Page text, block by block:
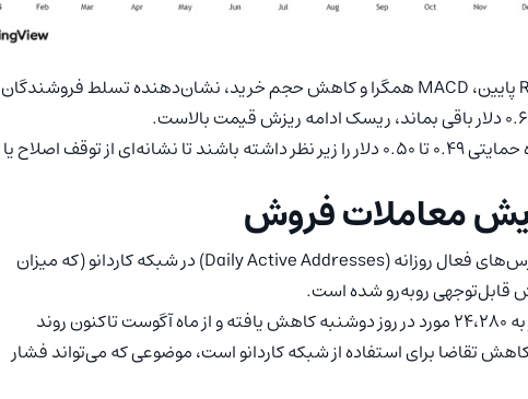
در مجموع، ترکیب شاخص‌های تکنیکال از جمله RSI پایین، MACD همگرا و کاهش حجم خرید، نشان‌دهنده‌ تسلط فروشندگان
سرمایه‌گذاران بهتر است واکنش قیمت در محدوده حمایتی ۰.۴۹ تا ۰.۵۰ دلار را زیر نظر داشته باشند تا نشانه‌ای از توقف اصلاح یا
معاملات فروش
، شاخص آدرس‌های فعال روزانه (Daily Active Addresses) در شبکه کاردانو (که میزان
قابل‌توجهی روبه‌رو شده است.
تعداد این آدرس‌ها از ۳۲،۱۱۵ مورد در تاریخ ۱۱ اکتبر به ۲۴،۲۸۰ مورد در روز دوشنبه کاهش یافته و از ماه آگوست تاکنون روند
تقاضا برای استفاده از شبکه کاردانو است، موضوعی که می‌تواند فشار